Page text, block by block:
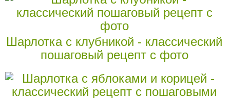
Шарлотка с клубникой - классический
пошаговый рецепт с фото